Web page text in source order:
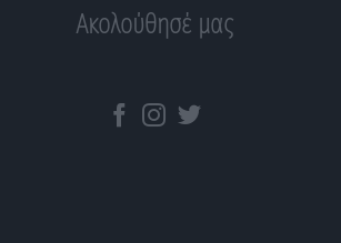
Ακολούθησέ μας